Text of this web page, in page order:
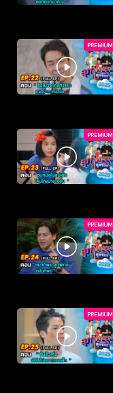
PREMIUM
PREMIUM
PREMIUM
PREMIUM